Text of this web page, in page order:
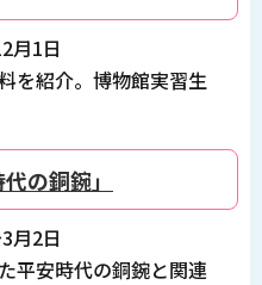
月1日
を紹介。博物館実習生
の銅鋺」
月2日
平安時代の銅鋺と関連